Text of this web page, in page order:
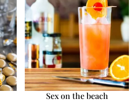
Sex on the beach